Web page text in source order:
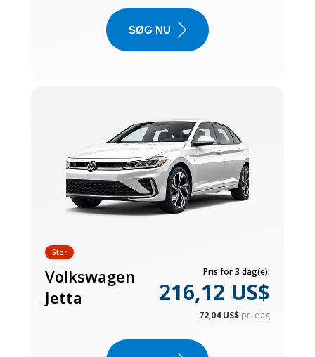
SØG NU
Stor
Volkswagen
Jetta
Pris for 3 dag(e):
216,12 US$
72,04 US$ pr. dag